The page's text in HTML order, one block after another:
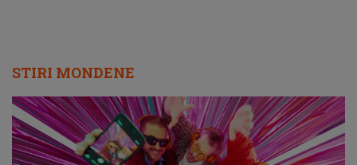
STIRI MONDENE